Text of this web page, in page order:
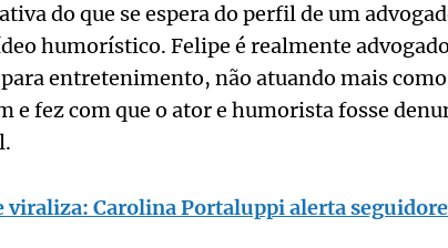
do que se espera do perfil de um
humorístico. Felipe é realmente
entretenimento, não atuando mais
e fez com que o ator e humorista fosse
viraliza: Carolina Portaluppi alerta